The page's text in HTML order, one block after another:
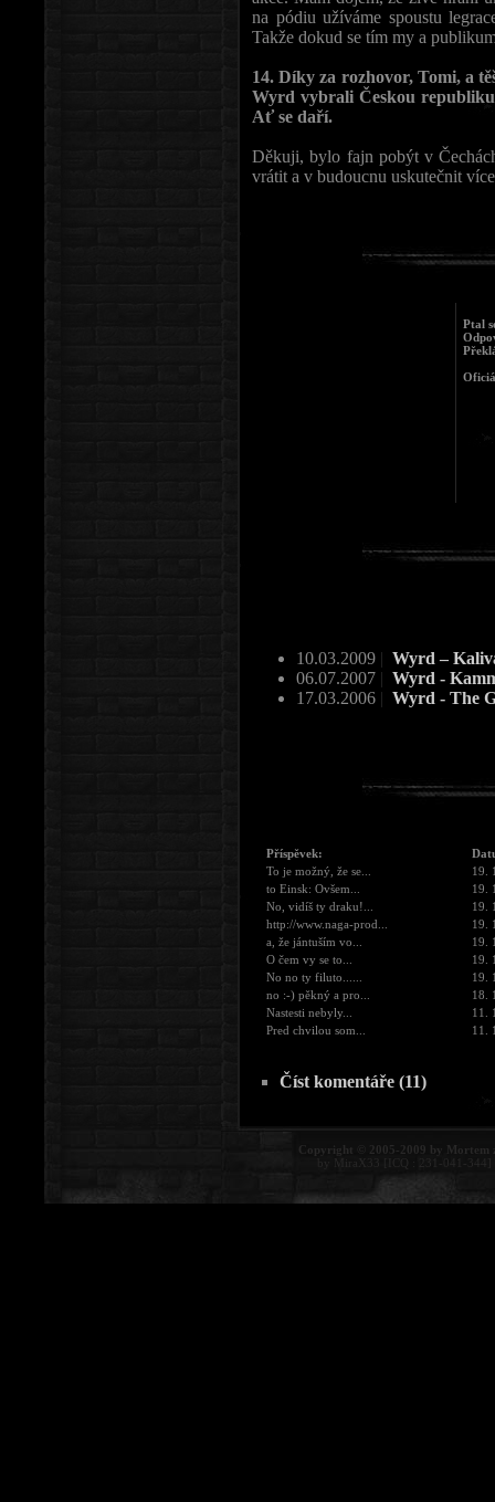
na pódiu užíváme spoustu
Takže dokud se tím my a
14. Díky za rozhovor, Tomi, a
Wyrd vybrali Českou
Ať se daří.
Děkuji, bylo fajn pobýt v
vrátit a v budoucnu uskutečnit
Ptal
10.03.2009 | Wyrd –
06.07.2007 | Wyrd -
17.03.2006 | Wyrd - The
Příspěvek:
To je možný, že se...
19.
to Einsk: Ovšem...
19.
No, vidíš ty draku!...
19.
http://www.naga-prod...
19.
a, že jántuším vo...
19.
O čem vy se to...
19.
No no ty filuto......
19.
no :-) pěkný a pro...
18.
Nastesti nebyly...
11.
Pred chvilou som...
11.
Číst komentáře (11)
Copyright © 2005-2009 by Mortem
by MiraX33 [ICQ : 231-041-344]